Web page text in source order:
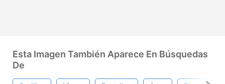
Esta Imagen También Aparece En Búsquedas
De